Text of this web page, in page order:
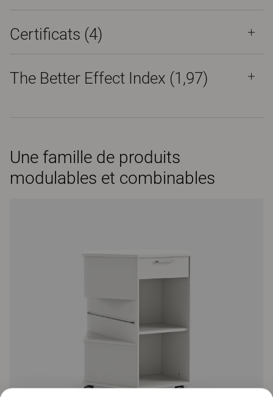
Certificats (4)
The Better Effect Index (1,97)
Une famille de produits
modulables et combinables